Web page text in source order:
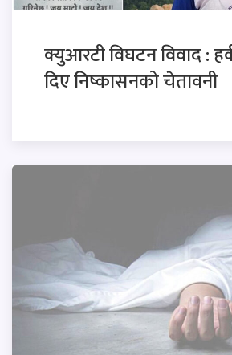
क्युआरटी विघटन विवाद :
दिए निष्कासनको चेतावनी